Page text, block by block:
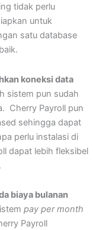
tidak perlu
untuk
satu database
koneksi data
sistem pun sudah
Cherry Payroll pun
sehingga dapat
perlu instalasi di
dapat lebih fleksibel
biaya bulanan
pay per month
Payroll